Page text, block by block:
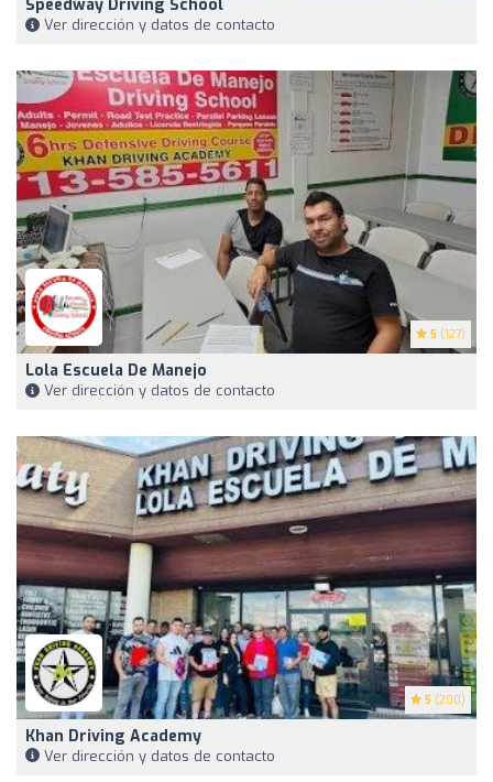
Speedway Driving School
Ver dirección y datos de contacto
5 (127)
Lola Escuela De Manejo
Ver dirección y datos de contacto
5 (200)
Khan Driving Academy
Ver dirección y datos de contacto